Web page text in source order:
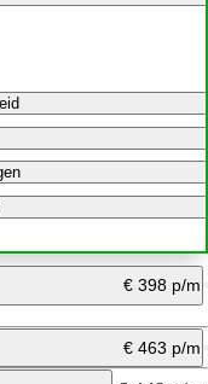
€ 398 p/m
€ 463 p/m